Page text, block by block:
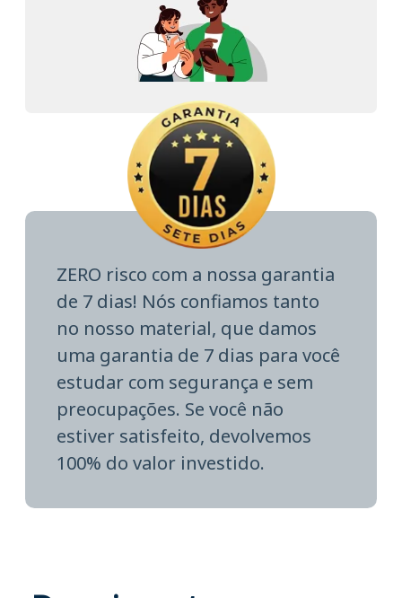
ZERO risco com a nossa garantia
de 7 dias! Nós confiamos tanto
no nosso material, que damos
uma garantia de 7 dias para você
estudar com segurança e sem
preocupações. Se você não
estiver satisfeito, devolvemos
100% do valor investido.